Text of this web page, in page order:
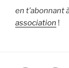
en t’abonnant
association !